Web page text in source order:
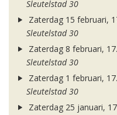
Sleutelstad 30
Zaterdag 15 februari,
Sleutelstad 30
Zaterdag 8 februari,
Sleutelstad 30
Zaterdag 1 februari,
Sleutelstad 30
Zaterdag 25 januari,